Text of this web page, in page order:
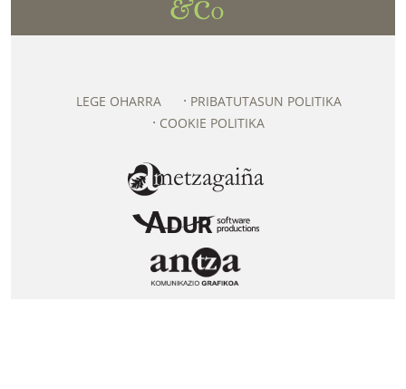
LEGE OHARRA
PRIBATUTASUN POLITIKA
COOKIE POLITIKA